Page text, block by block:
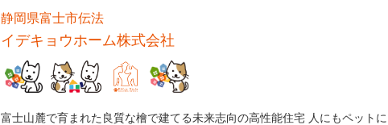
静岡県富士市伝法
イデキョウホーム株式会社
富士山麓で育まれた良質な檜で建てる未来志向の高性能住宅 人にもペットに